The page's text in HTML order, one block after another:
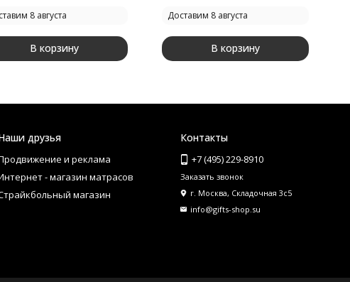
8 августа
В корзину
Доставим 8 августа
В корзину
друзья
и реклама
- магазин матрасов
магазин
Контакты
+7 (495) 229-8910
Заказать звонок
г. Москва, Складочная 3с5
info@gifts-shop.su